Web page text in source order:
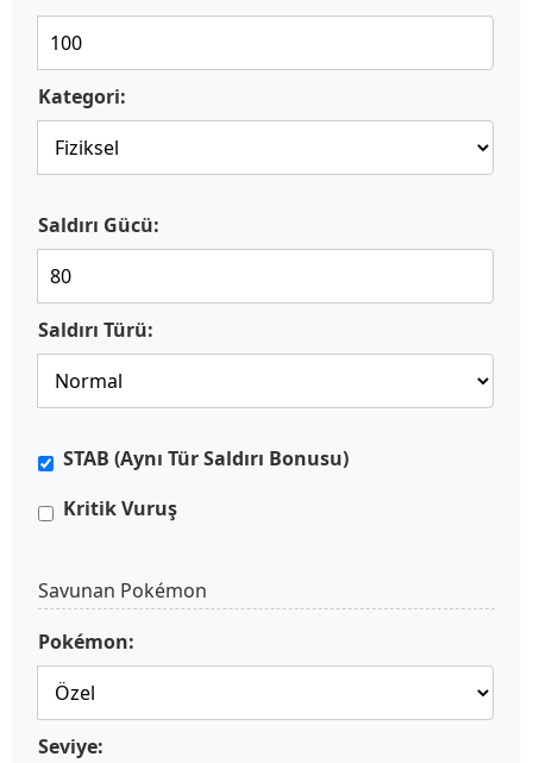
Kategori:
Saldırı Gücü:
Saldırı Türü:
STAB (Aynı Tür Saldırı Bonusu)
Kritik Vuruş
Savunan Pokémon
Pokémon:
Seviye: